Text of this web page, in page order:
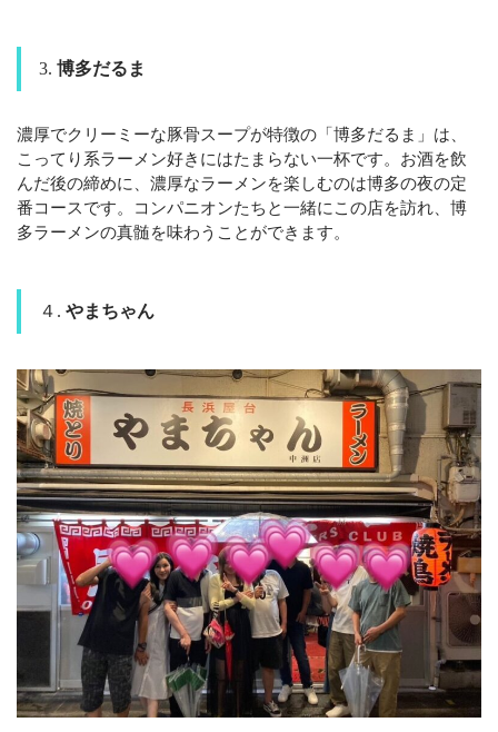
3. 博多だるま
濃厚でクリーミーな豚骨スープが特徴の「博多だるま」は、
こってり系ラーメン好きにはたまらない一杯です。お酒を飲
んだ後の締めに、濃厚なラーメンを楽しむのは博多の夜の定
番コースです。コンパニオンたちと一緒にこの店を訪れ、博
多ラーメンの真髄を味わうことができます。
４. やまちゃん